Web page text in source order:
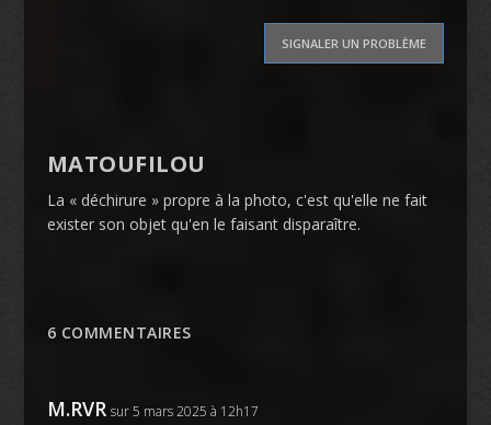
SIGNALER UN PROBLÈME
MATOUFILOU
La « déchirure » propre à la photo, c'est qu'elle ne fait
exister son objet qu'en le faisant disparaître.
6 COMMENTAIRES
M.RVR sur 5 mars 2025 à 12h17